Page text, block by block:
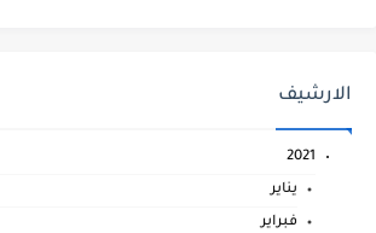
الارشيف
2021
يناير
فبراير